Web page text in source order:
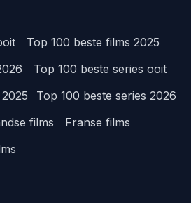
Top 100 beste films 2025
Top 100 beste series ooit
Top 100 beste series 2026
films
Franse films